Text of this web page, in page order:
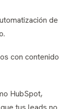
de
con contenido
HubSpot,